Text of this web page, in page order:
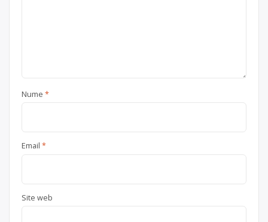
Nume *
Email *
Site web